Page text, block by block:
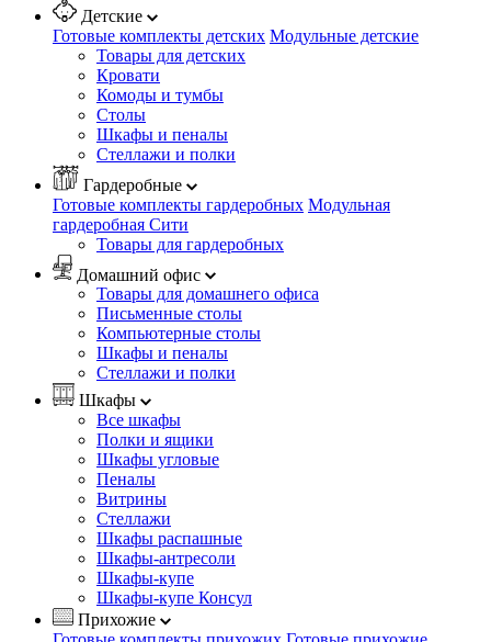
Детские
Готовые комплекты детских Модульные детские
Товары для детских
Кровати
Комоды и тумбы
Столы
Шкафы и пеналы
Стеллажи и полки
Гардеробные
Готовые комплекты гардеробных Модульная
гардеробная Сити
Товары для гардеробных
Домашний офис
Товары для домашнего офиса
Письменные столы
Компьютерные столы
Шкафы и пеналы
Стеллажи и полки
Шкафы
Все шкафы
Полки и ящики
Шкафы угловые
Пеналы
Витрины
Стеллажи
Шкафы распашные
Шкафы-антресоли
Шкафы-купе
Шкафы-купе Консул
Прихожие